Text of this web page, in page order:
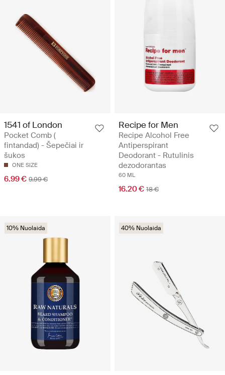
1541 of London
Pocket Comb (
fintandad) - Šepečiai ir
šukos
ONE SIZE
6.99 € 9.99 €
Recipe for Men
Recipe Alcohol Free
Antiperspirant
Deodorant - Rutulinis
dezodorantas
60 ML
16.20 € 18 €
10% Nuolaida 40% Nuolaida